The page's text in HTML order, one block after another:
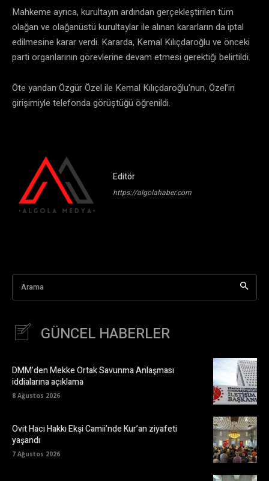
Mahkeme ayrıca, kurultayın ardından gerçekleştirilen tüm
olağan ve olağanüstü kurultaylar ile alınan kararların da iptal
edilmesine karar verdi. Kararda, Kemal Kılıçdaroğlu ve önceki
parti organlarının görevlerine devam etmesi gerektiği belirtildi.
Öte yandan Özgür Özel ile Kemal Kılıçdaroğlu’nun, Özel’in
girişimiyle telefonda görüştüğü öğrenildi.
Editör
https://algolahaber.com
Arama
GÜNCEL HABERLER
DMM’den Mekke Ortak Savunma Anlaşması
iddialarına açıklama
8 Ağustos 2026
Ovit Hacı Hakkı Ekşi Camii’nde Kur’an ziyafeti
yaşandı
7 Ağustos 2026